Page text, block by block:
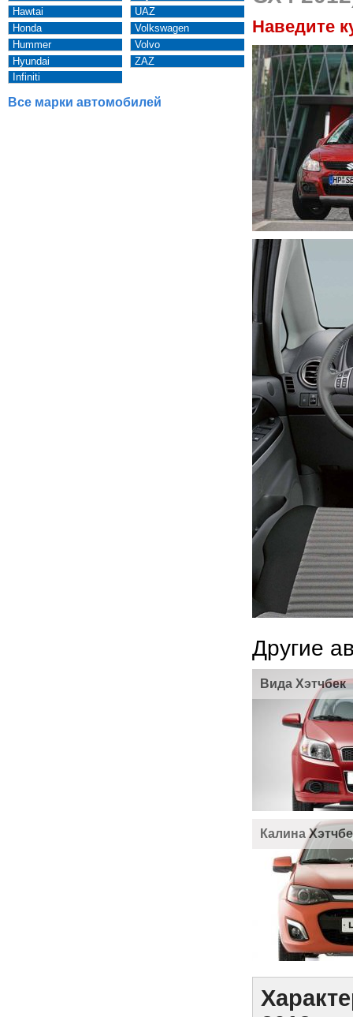
Hawtai
Honda
Hummer
Hyundai
Infiniti
UAZ
Volkswagen
Volvo
ZAZ
Все марки автомобилей
Наведите
Другие
Вида Хэтчбек
Калина